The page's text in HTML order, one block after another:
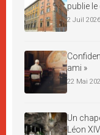
publie
2 Juil 2026
ami »
22 Mai
Un
Léon XIV